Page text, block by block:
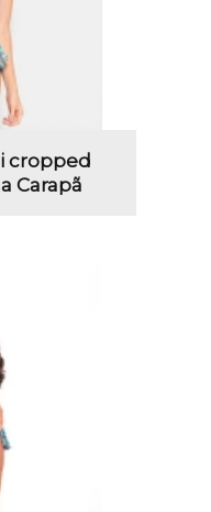
cropped
Carapã